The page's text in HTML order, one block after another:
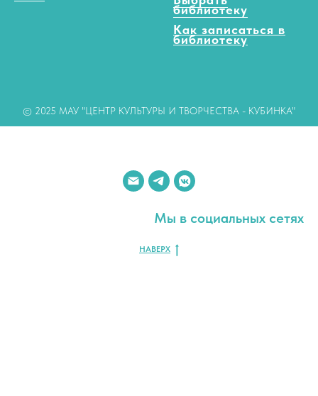
библиотеку
Как записаться в
библиотеку
© 2025 МАУ "ЦЕНТР КУЛЬТУРЫ И ТВОРЧЕСТВА - КУБИНКА"
Мы в социальных сетях
НАВЕРХ